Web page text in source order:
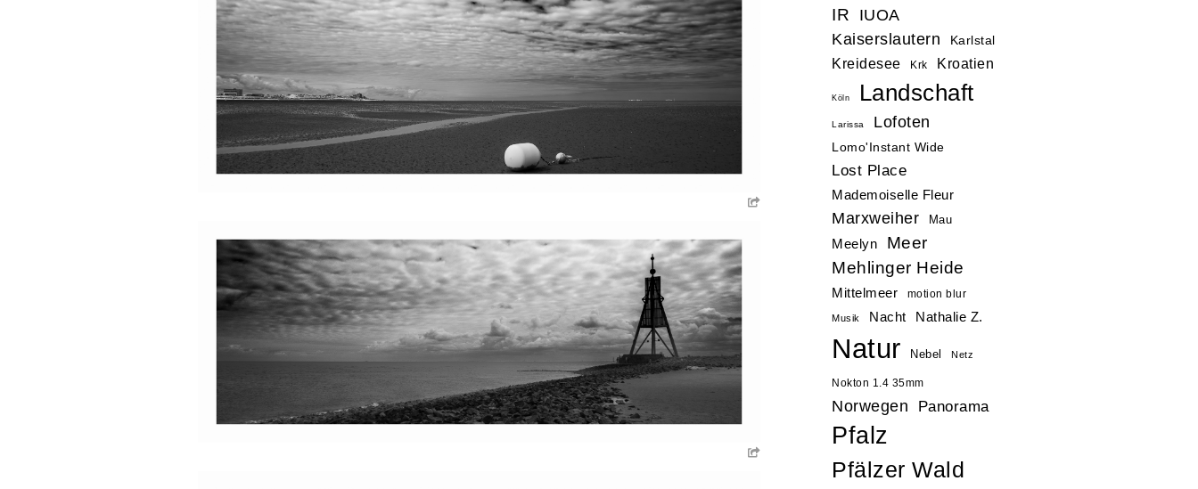
IR
IUOA
Kaiserslautern
Karlstal
Kreidesee Krk Kroatien
Köln Landschaft
Larissa Lofoten
Lomo'Instant Wide
Lost Place
Mademoiselle Fleur
Marxweiher Mau
Meelyn
Meer
Mehlinger Heide
Mittelmeer motion blur
Musik Nacht Nathalie Z.
Natur Nebel Netz
Nokton 1.4 35mm
Norwegen Panorama
Pfalz
Pfälzer Wald